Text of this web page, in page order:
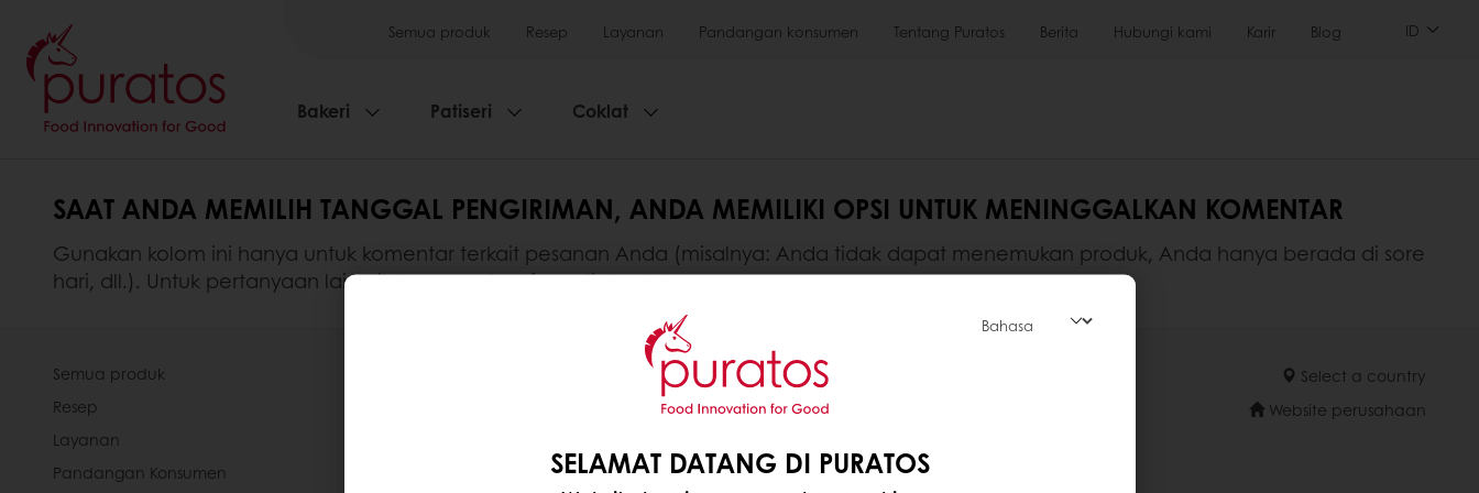
Semua produk Resep Layanan Pandangan konsumen Tentang Puratos Berita Hubungi kami Karir Blog ID
Bakeri Patiseri Coklat
SAAT ANDA MEMILIH TANGGAL PENGIRIMAN, ANDA MEMILIKI OPSI UNTUK MENINGGALKAN KOMENTAR
Gunakan kolom ini hanya untuk komentar terkait pesanan Anda (misalnya: Anda tidak dapat menemukan produk, Anda hanya berada di sore
hari, dll.). Untuk pertanyaan lain, silakan gunakan formulir kontak.
SELAMAT DATANG DI PURATOS
Semua produk
Resep
Layanan
Pandangan Konsumen
Select a country
Website perusahaan